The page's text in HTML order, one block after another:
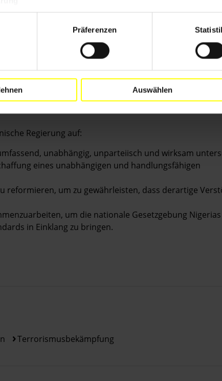
Präferenzen
Auswählen
einen Bericht, der Beweise für die Tötung
Haram-Angriff auf die Giwa-Kaserne enthält. Der
vor Ort, Anwältinnen und Anwälten,
sowie Krankenhauspersonal in und um Maiduguri.
die die Existenz einiger Massengräber bestätigten,
ausgehoben wurden.
International eine Analyse von erschütterndem
einigen wieder aufgegriffenen Häftlingen außerhalb
Regierung auf:
unabhängig, unparteiisch und wirksam
eines unabhängigen und handlungsfähigen
reformieren, um zu gewährleisten, dass derartige
um die nationale Gesetzgebung
in Einklang zu bringen.
Terrorismusbekämpfung